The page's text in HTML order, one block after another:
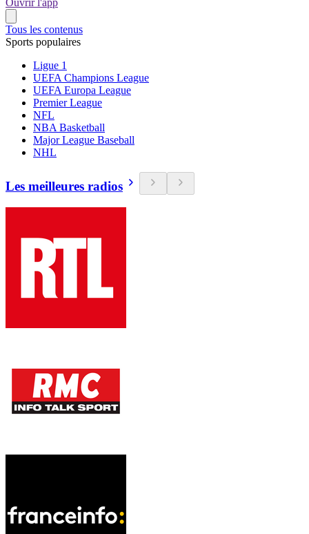
Ouvrir l'app
Tous les contenus
Sports populaires
Ligue 1
UEFA Champions League
UEFA Europa League
Premier League
NFL
NBA Basketball
Major League Baseball
NHL
Les meilleures radios